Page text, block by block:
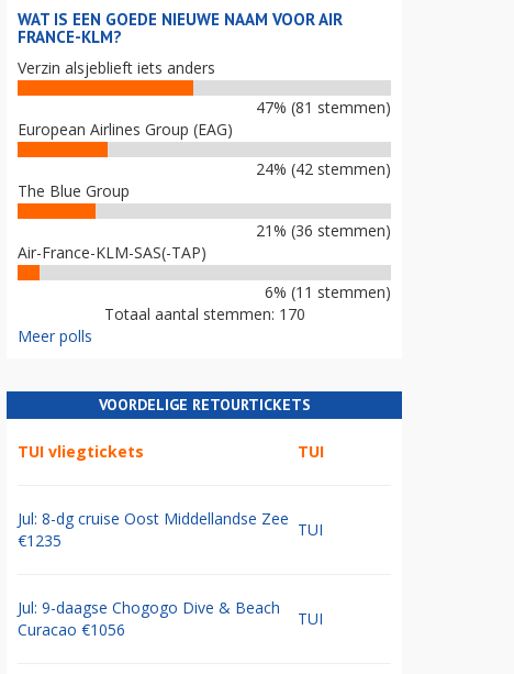
WAT IS EEN GOEDE NIEUWE NAAM VOOR AIR
FRANCE-KLM?
Verzin alsjeblieft iets anders
47% (81 stemmen)
European Airlines Group (EAG)
24% (42 stemmen)
The Blue Group
21% (36 stemmen)
Air-France-KLM-SAS(-TAP)
6% (11 stemmen)
Totaal aantal stemmen: 170
Meer polls
VOORDELIGE RETOURTICKETS
TUI vliegtickets TUI
Jul: 8-dg cruise Oost Middellandse Zee
€1235
TUI
Jul: 9-daagse Chogogo Dive & Beach
Curacao €1056
TUI